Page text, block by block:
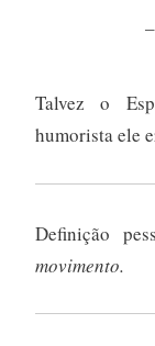
Talvez o
humorista ele
Definição
movimento.